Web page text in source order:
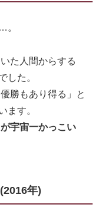
。
た人間からする
した。
勝もあり得る」と
ます。
宇宙一かっこい
年)